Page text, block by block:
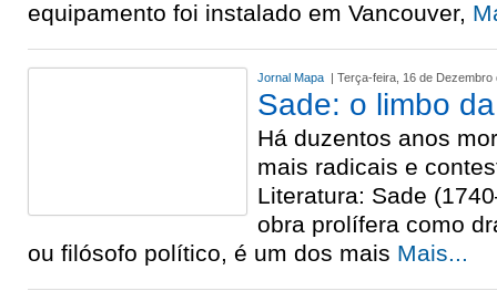
equipamento foi instalado em Vancouver,
Jornal Mapa | Terça-feira, 16 de Dezembro
Sade: o limbo
Há duzentos anos
mais radicais e
Literatura: Sade
obra prolífera como
ou filósofo político, é um dos mais Mais...